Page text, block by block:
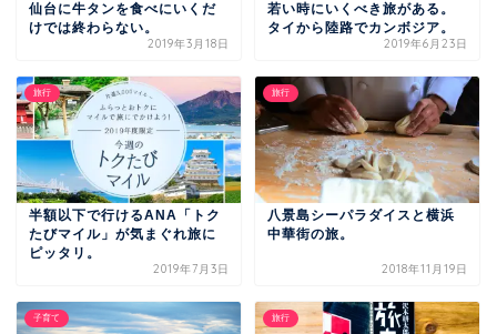
仙台に牛タンを食べにいくだ
けでは終わらない。
2019年3月18日
若い時にいくべき旅がある。
タイから陸路でカンボジア。
2019年6月23日
旅行
半額以下で行けるANA「トク
たびマイル」が気まぐれ旅に
ピッタリ。
2019年7月3日
旅行
八景島シーパラダイスと横浜
中華街の旅。
2018年11月19日
子育て 旅行